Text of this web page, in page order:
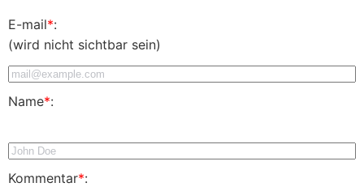
E-mail*:
(wird nicht sichtbar sein)
Name*:
Kommentar*: